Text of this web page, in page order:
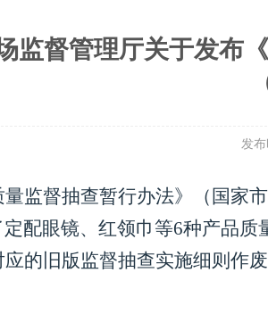
监督管理厅关于发布
发布
监督抽查暂行办法》（国家
定配眼镜、红领巾等6种产品质
的旧版监督抽查实施细则作废